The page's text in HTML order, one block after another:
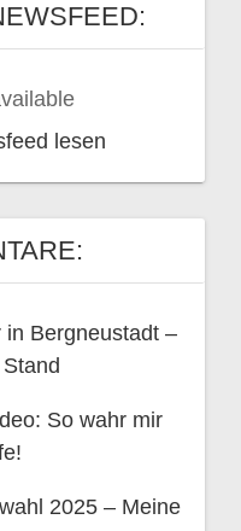
lesen
in Bergneustadt –
So wahr mir
2025 – Meine